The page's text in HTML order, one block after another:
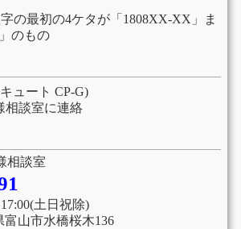
の最初の4ケタが「1808XX-XX」ま
のもの
ュート CP-G)
相談室に連絡
相談室
土日祝除)
富山市水橋桜木136